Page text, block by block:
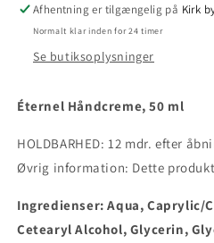
tea
og
Apple
blossom
tea
og
Apple
blossom
Afhentning er tilgængelig på Kirk
Normalt klar inden for 24 timer
Se butiksoplysninger
Éternel Håndcreme, 50 ml
HOLDBARHED: 12 mdr. efter
Øvrig information: Dette
Ingredienser: Aqua, Caprylic/
Cetearyl Alcohol, Glycerin,